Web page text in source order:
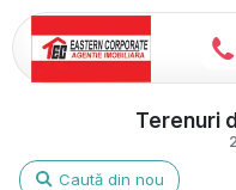
Terenuri
Caută din nou